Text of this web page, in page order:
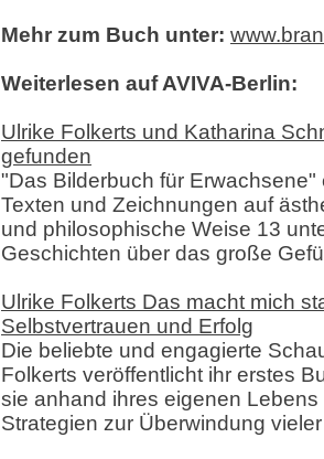
Mehr zum Buch unter:
Weiterlesen auf AVIVA-Berlin:
Ulrike Folkerts und Katharina
gefunden
"Das Bilderbuch für Erwachsene"
Texten und Zeichnungen auf
und philosophische Weise 13
Geschichten über das große
Ulrike Folkerts Das macht mich
Selbstvertrauen und Erfolg
Die beliebte und engagierte
Folkerts veröffentlicht ihr erstes
sie anhand ihres eigenen Lebens
Strategien zur Überwindung